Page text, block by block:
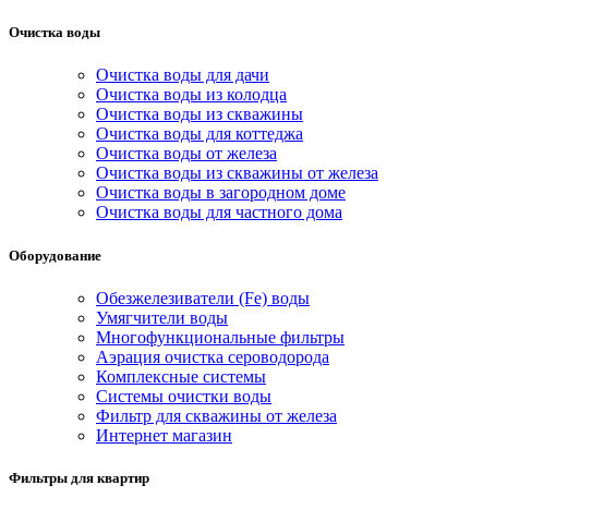
Очистка воды
Очистка воды для дачи
Очистка воды из колодца
Очистка воды из скважины
Очистка воды для коттеджа
Очистка воды от железа
Очистка воды из скважины от железа
Очистка воды в загородном доме
Очистка воды для частного дома
Оборудование
Обезжелезиватели (Fe) воды
Умягчители воды
Многофункциональные фильтры
Аэрация очистка сероводорода
Комплексные системы
Системы очистки воды
Фильтр для скважины от железа
Интернет магазин
Фильтры для квартир